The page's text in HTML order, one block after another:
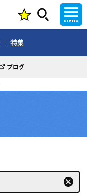
menu
特集
ブログ
cancel